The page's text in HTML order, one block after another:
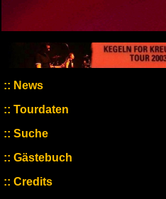
News
Tourdaten
Suche
Gästebuch
Credits